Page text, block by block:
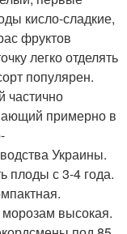
кисло-сладкие,
фруктов
легко отделять
популярен.
частично
примерно в
Украины.
плоды с 3-4 года.
высокая.